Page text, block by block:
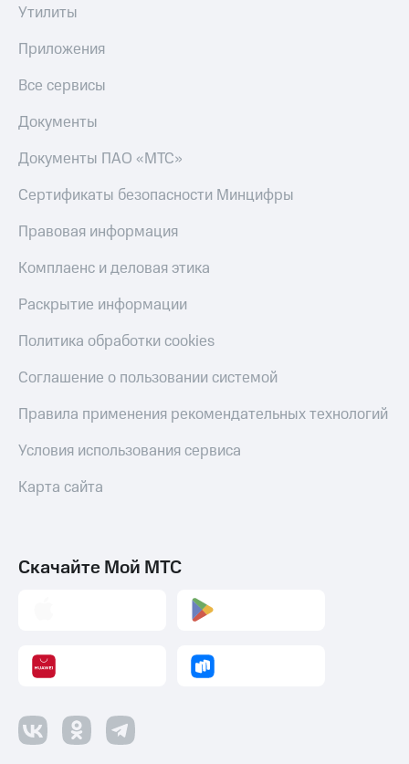
Утилиты
Приложения
Все сервисы
Документы
Документы ПАО «МТС»
Сертификаты безопасности Минцифры
Правовая информация
Комплаенс и деловая этика
Раскрытие информации
Политика обработки cookies
Соглашение о пользовании системой
Правила применения рекомендательных технологий
Условия использования сервиса
Карта сайта
Скачайте Мой МТС